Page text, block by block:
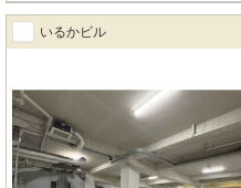
いるかビル